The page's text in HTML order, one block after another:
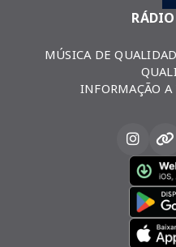
MÚSICA DE
INFORMAÇÃO